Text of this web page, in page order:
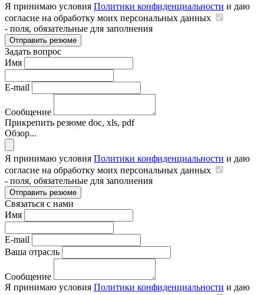
Я принимаю условия Политики конфиденциальности и даю
согласие на обработку моих персональных данных
- поля, обязательные для заполнения
Отправить резюме
Задать вопрос
Имя
E-mail
Сообщение
Прикрепить резюме doc, xls, pdf
Обзор...
Я принимаю условия Политики конфиденциальности и даю
согласие на обработку моих персональных данных
- поля, обязательные для заполнения
Отправить резюме
Связаться с нами
Имя
E-mail
Ваша отрасль
Сообщение
Я принимаю условия Политики конфиденциальности и даю